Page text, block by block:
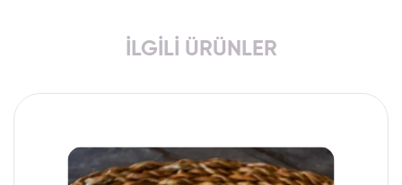
İLGILI ÜRÜNLER